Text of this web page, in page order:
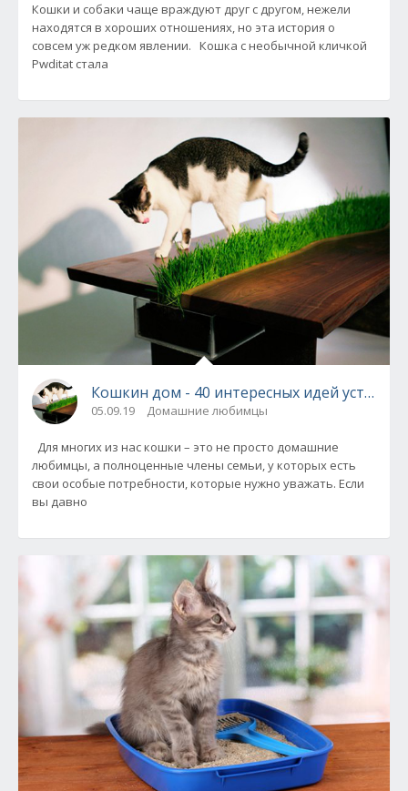
Кошки и собаки чаще враждуют друг с другом, нежели
находятся в хороших отношениях, но эта история о
совсем уж редком явлении. Кошка с необычной кличкой
Pwditat стала
Кошкин дом - 40 интересных идей
05.09.19 Домашние любимцы
Для многих из нас кошки – это не просто домашние
любимцы, а полноценные члены семьи, у которых есть
свои особые потребности, которые нужно уважать. Если
вы давно